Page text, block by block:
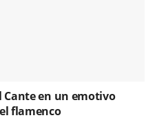
Cante en un emotivo
flamenco